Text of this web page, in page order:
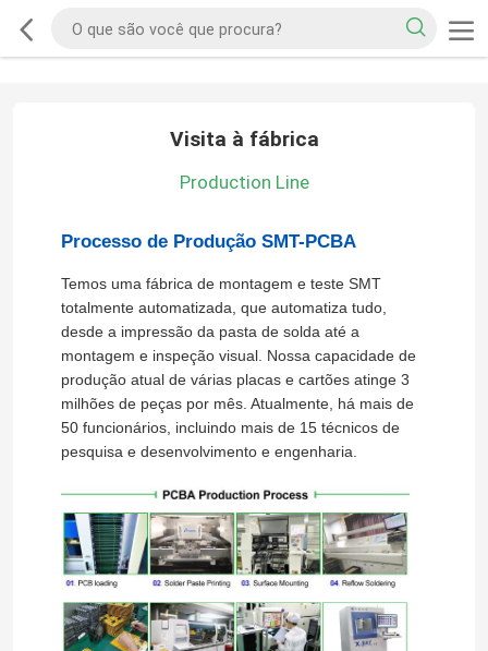
Visita à fábrica
Production Line
Processo de Produção SMT-PCBA
Temos uma fábrica de montagem e teste SMT
totalmente automatizada, que automatiza tudo,
desde a impressão da pasta de solda até a
montagem e inspeção visual. Nossa capacidade de
produção atual de várias placas e cartões atinge 3
milhões de peças por mês. Atualmente, há mais de
50 funcionários, incluindo mais de 15 técnicos de
pesquisa e desenvolvimento e engenharia.